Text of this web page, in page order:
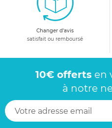
Changer d'avis
satisfait ou remboursé
10€ offerts en
à notre